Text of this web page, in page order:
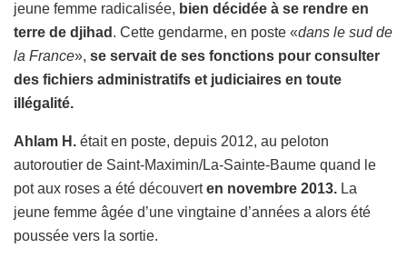
jeune femme radicalisée, bien décidée à se rendre en
terre de djihad . Cette gendarme, en poste «dans le sud de
la France», se servait de ses fonctions pour consulter
des fichiers administratifs et judiciaires en toute
illégalité.
Ahlam H. était en poste, depuis 2012, au peloton
autoroutier de Saint-Maximin/La-Sainte-Baume quand le
pot aux roses a été découverten novembre 2013. La
jeune femme âgée d’une vingtaine d’années a alors été
poussée vers la sortie.